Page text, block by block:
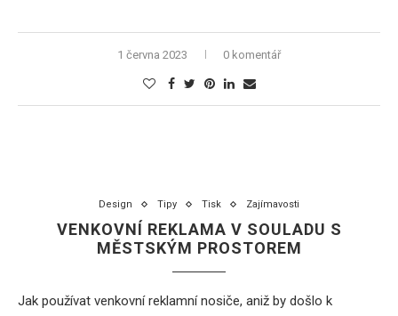
1 června 2023 0 komentář
Design Tipy Tisk Zajímavosti
VENKOVNÍ REKLAMA V SOULADU S
MĚSTSKÝM PROSTOREM
Jak používat venkovní reklamní nosiče, aniž by došlo k